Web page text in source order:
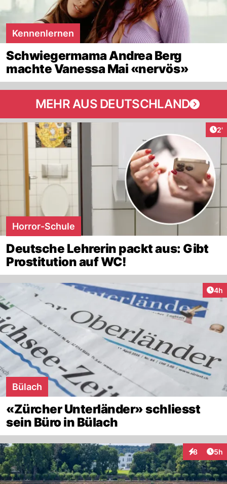
Kennenlernen
Schwiegermama Andrea Berg
machte Vanessa Mai «nervös»
MEHR AUS DEUTSCHLAND
2'
Horror-Schule
Deutsche Lehrerin packt aus: Gibt
Prostitution auf WC!
4h
Bülach
«Zürcher Unterländer» schliesst
sein Büro in Bülach
8 5h